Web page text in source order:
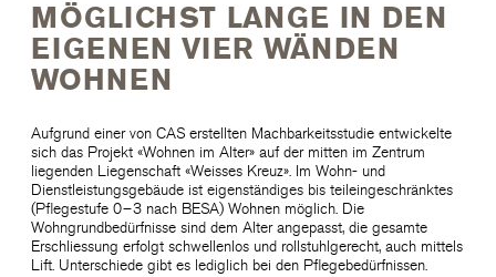
MÖGLICHST LANGE IN DEN
EIGENEN VIER WÄNDEN
WOHNEN
Aufgrund einer von CAS erstellten Machbarkeitsstudie entwickelte
sich das Projekt «Wohnen im Alter» auf der mitten im Zentrum
liegenden Liegenschaft «Weisses Kreuz». Im Wohn- und
Dienstleistungsgebäude ist eigenständiges bis teileingeschränktes
(Pflegestufe 0 – 3 nach BESA) Wohnen möglich. Die
Wohngrundbedürfnisse sind dem Alter angepasst, die gesamte
Erschliessung erfolgt schwellenlos und rollstuhlgerecht, auch mittels
Lift. Unterschiede gibt es lediglich bei den Pflegebedürfnissen.